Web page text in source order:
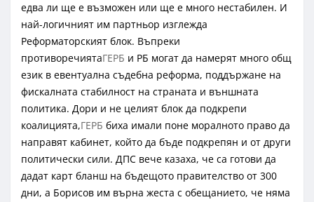
едва ли ще е възможен или ще е много нестабилен. И
най-логичният им партньор изглежда
Реформаторският блок. Въпреки
противоречиятаГЕРБ и РБ могат да намерят много общ
език в евентуална съдебна реформа, поддържане на
фискалната стабилност на страната и външната
политика. Дори и не целият блок да подкрепи
коалицията,ГЕРБ биха имали поне моралното право да
направят кабинет, който да бъде подкрепян и от други
политически сили. ДПС вече казаха, че са готови да
дадат карт бланш на бъдещото правителство от 300
дни, а Борисов им върна жеста с обещанието, че няма